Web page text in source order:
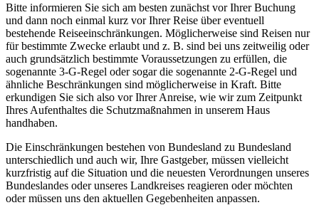
Bitte informieren Sie sich am besten zunächst vor Ihrer Buchung
und dann noch einmal kurz vor Ihrer Reise über eventuell
bestehende Reiseeinschränkungen. Möglicherweise sind Reisen nur
für bestimmte Zwecke erlaubt und z. B. sind bei uns zeitweilig oder
auch grundsätzlich bestimmte Voraussetzungen zu erfüllen, die
sogenannte 3-G-Regel oder sogar die sogenannte 2-G-Regel und
ähnliche Beschränkungen sind möglicherweise in Kraft. Bitte
erkundigen Sie sich also vor Ihrer Anreise, wie wir zum Zeitpunkt
Ihres Aufenthaltes die Schutzmaßnahmen in unserem Haus
handhaben.
Die Einschränkungen bestehen von Bundesland zu Bundesland
unterschiedlich und auch wir, Ihre Gastgeber, müssen vielleicht
kurzfristig auf die Situation und die neuesten Verordnungen unseres
Bundeslandes oder unseres Landkreises reagieren oder möchten
oder müssen uns den aktuellen Gegebenheiten anpassen.